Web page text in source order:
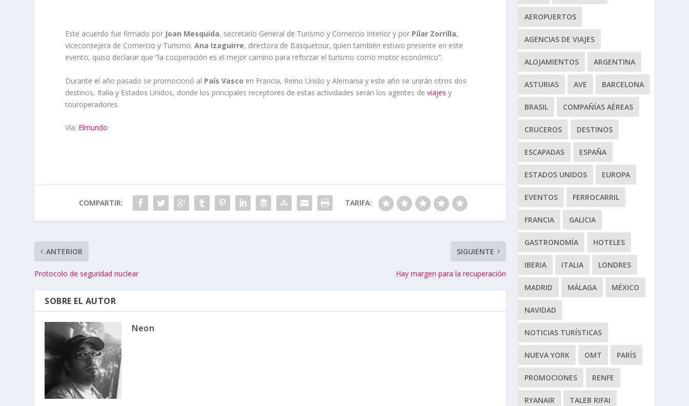
Este acuerdo fue firmado por Joan Mesquida, secretario General de Turismo y Comercio Interior y por Pilar Zorrilla,
viceconsejera de Comercio y Turismo.Ana Izaguirre, directora de Basquetour, quien también estuvo presente en este
evento, quiso declarar que “la cooperación es el mejor camino para reforzar el turismo como motor económico”.
Durante el año pasado se promocionó al País Vasco en Francia, Reino Unido y Alemania y este año se unirán otros dos
destinos, Italia y Estados Unidos, donde los principales receptores de estas actividades serán los agentes deviajes y
touroperadores.
Vía: Elmundo
COMPARTIR: TARIFA:
ANTERIOR
Protocolo de seguridad nuclear
SIGUIENTE
Hay margen para la recuperación
SOBRE EL AUTOR
Neon
AEROPUERTOS
AGENCIAS DE VIAJES
ALOJAMIENTOS ARGENTINA
ASTURIAS AVE BARCELONA
BRASIL COMPAÑÍAS AÉREAS
CRUCEROS DESTINOS
ESCAPADAS ESPAÑA
ESTADOS UNIDOS EUROPA
EVENTOS FERROCARRIL
FRANCIA GALICIA
GASTRONOMÍA HOTELES
IBERIA ITALIA LONDRES
MADRID MÁLAGA MÉXICO
NAVIDAD
NOTICIAS TURÍSTICAS
NUEVA YORK OMT PARÍS
PROMOCIONES RENFE
RYANAIR TALEB RIFAI